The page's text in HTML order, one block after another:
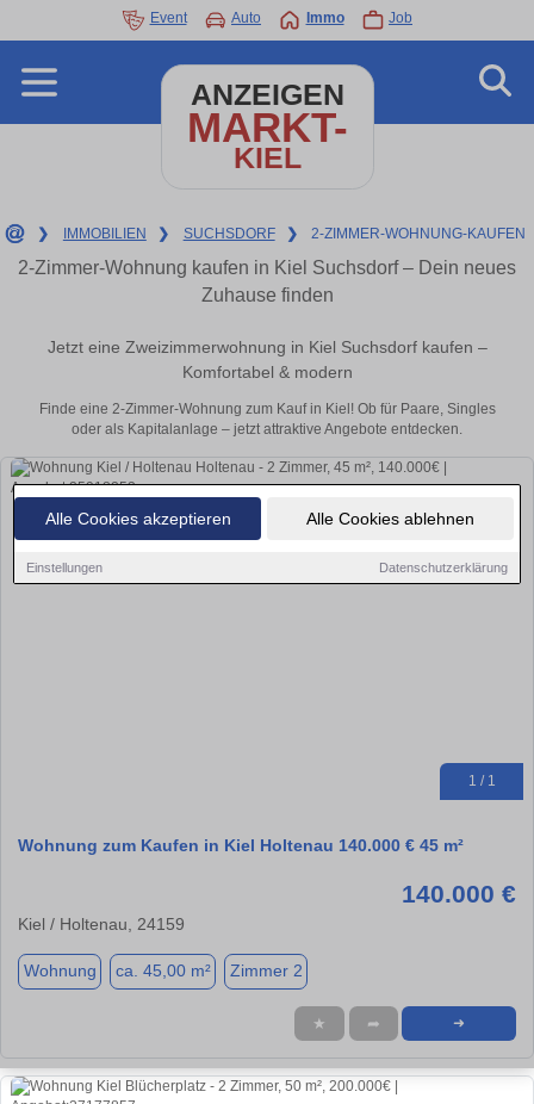
Alle Cookies akzeptieren Alle Cookies ablehnen
Einstellungen Datenschutzerklärung
Event Auto Immo Job
ANZEIGEN
MARKT-
KIEL
❯ IMMOBILIEN ❯ SUCHSDORF ❯ 2-ZIMMER-WOHNUNG-KAUFEN
2-Zimmer-Wohnung kaufen in Kiel Suchsdorf – Dein neues
Zuhause finden
Jetzt eine Zweizimmerwohnung in Kiel Suchsdorf kaufen –
Komfortabel & modern
Finde eine 2-Zimmer-Wohnung zum Kauf in Kiel! Ob für Paare, Singles
oder als Kapitalanlage – jetzt attraktive Angebote entdecken.
1 / 1
Wohnung zum Kaufen in Kiel Holtenau 140.000 € 45 m²
140.000 €
Kiel / Holtenau, 24159
Wohnung ca. 45,00 m² Zimmer 2
★ ➦ ➜